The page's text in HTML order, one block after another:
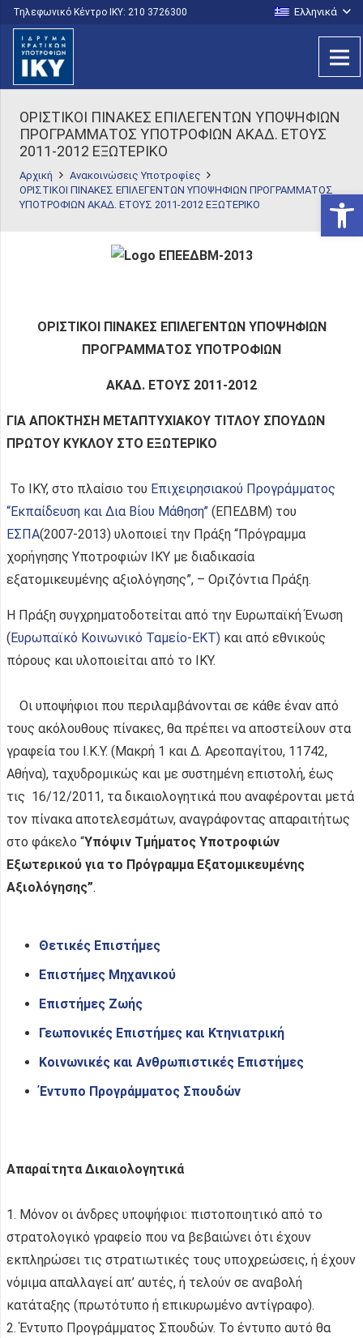
Τηλεφωνικό Κέντρο IKY: 210 3726300 Ελληνικά
ΟΡΙΣΤΙΚΟΙ ΠΙΝΑΚΕΣ ΕΠΙΛΕΓΕΝΤΩΝ ΥΠΟΨΗΦΙΩΝ
ΠΡΟΓΡΑΜΜΑΤΟΣ ΥΠΟΤΡΟΦΙΩΝ ΑΚΑΔ. ΕΤΟΥΣ
2011-2012 ΕΞΩΤΕΡΙΚΟ
Αρχική
Ανακοινώσεις Υποτροφίες
ΟΡΙΣΤΙΚΟΙ ΠΙΝΑΚΕΣ ΕΠΙΛΕΓΕΝΤΩΝ ΥΠΟΨΗΦΙΩΝ ΠΡΟΓΡΑΜΜΑΤΟΣ
ΥΠΟΤΡΟΦΙΩΝ ΑΚΑΔ. ΕΤΟΥΣ 2011-2012 ΕΞΩΤΕΡΙΚΟ
ΟΡΙΣΤΙΚΟΙ ΠΙΝΑΚΕΣ ΕΠΙΛΕΓΕΝΤΩΝ ΥΠΟΨΗΦΙΩΝ
ΠΡΟΓΡΑΜΜΑΤΟΣ ΥΠΟΤΡΟΦΙΩΝ
ΑΚΑΔ. ΕΤΟΥΣ 2011-2012
ΓΙΑ ΑΠΟΚΤΗΣΗ ΜΕΤΑΠΤΥΧΙΑΚΟΥ ΤΙΤΛΟΥ ΣΠΟΥΔΩΝ
ΠΡΩΤΟΥ ΚΥΚΛΟΥ ΣΤΟ ΕΞΩΤΕΡΙΚΟ
Το ΙΚΥ, στο πλαίσιο του Επιχειρησιακού Προγράμματος
“Εκπαίδευση και Δια Βίου Μάθηση” (ΕΠΕΔΒΜ) του
ΕΣΠΑ(2007-2013) υλοποιεί την Πράξη “Πρόγραμμα
χορήγησης Υποτροφιών ΙΚΥ με διαδικασία
εξατομικευμένης αξιολόγησης”, – Οριζόντια Πράξη.
Η Πράξη συγχρηματοδοτείται από την Ευρωπαϊκή Ένωση
(Ευρωπαϊκό Κοινωνικό Ταμείο-ΕΚΤ) και από εθνικούς
πόρους και υλοποιείται από το ΙΚΥ.
Οι υποψήφιοι που περιλαμβάνονται σε κάθε έναν από
τους ακόλουθους πίνακες, θα πρέπει να αποστείλουν στα
γραφεία του Ι.Κ.Υ. (Μακρή 1 και Δ. Αρεοπαγίτου, 11742,
Αθήνα), ταχυδρομικώς και με συστημένη επιστολή, έως
τις 16/12/2011, τα δικαιολογητικά που αναφέρονται μετά
τον πίνακα αποτελεσμάτων, αναγράφοντας απαραιτήτως
στο φάκελο “Υπόψιν Τμήματος Υποτροφιών
Εξωτερικού για το Πρόγραμμα Εξατομικευμένης
Αξιολόγησης”.
Θετικές Επιστήμες
Επιστήμες Μηχανικού
Επιστήμες Ζωής
Γεωπονικές Επιστήμες και Κτηνιατρική
Κοινωνικές και Ανθρωπιστικές Επιστήμες
Έντυπο Προγράμματος Σπουδών
Απαραίτητα Δικαιολογητικά
1. Μόνον οι άνδρες υποψήφιοι: πιστοποιητικό από το
στρατολογικό γραφείο που να βεβαιώνει ότι έχουν
εκπληρώσει τις στρατιωτικές τους υποχρεώσεις, ή έχουν
νόμιμα απαλλαγεί απ’ αυτές, ή τελούν σε αναβολή
κατάταξης (πρωτότυπο ή επικυρωμένο αντίγραφο).
2. Έντυπο Προγράμματος Σπουδών. Το έντυπο αυτό θα